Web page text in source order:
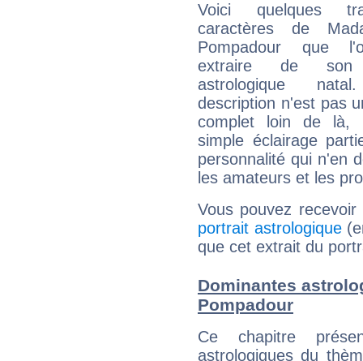
Voici quelques
caractères de
Pompadour que
extraire de son
astrologique
description n'est pas
complet loin de là,
simple éclairage
personnalité qui n'en
les amateurs et les
Vous pouvez
portrait astrologique
que cet extrait du
Dominantes
Pompadour
Ce chapitre
astrologiques du